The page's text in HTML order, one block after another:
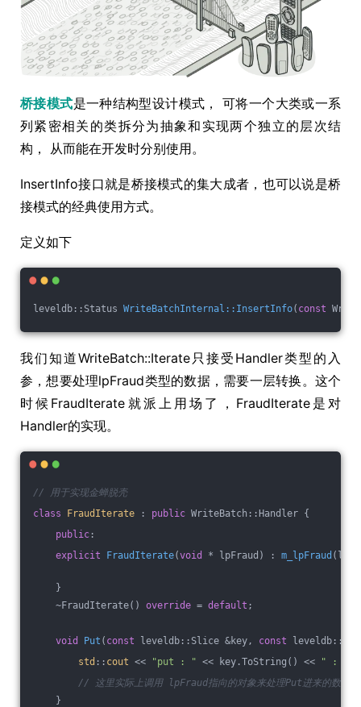
桥接模式是一种结构型设计模式， 可将一个大类或一系
列紧密相关的类拆分为抽象和实现两个独立的层次结
构， 从而能在开发时分别使用。
InsertInfo接口就是桥接模式的集大成者，也可以说是桥
接模式的经典使用方式。
定义如下
leveldb::Status WriteBatchInternal::InsertInfo( const
我们知道WriteBatch::Iterate只接受Handler类型的入
参，想要处理lpFraud类型的数据，需要一层转换。这个
时候FraudIterate就派上用场了，FraudIterate是对
Handler的实现。
// 用于实现金蝉脱壳
class
FraudIterate : public WriteBatch::Handler {
public :
explicit
FraudIterate(void * lpFraud) : m_lpFraud
}
~FraudIterate() override = default ;
void Put ( const leveldb::Slice &key, const
std :: cout << "put : " << key.ToString() << " : "
// 这里实际上调用 lpFraud指向的对象来处理Put进来的数据
}